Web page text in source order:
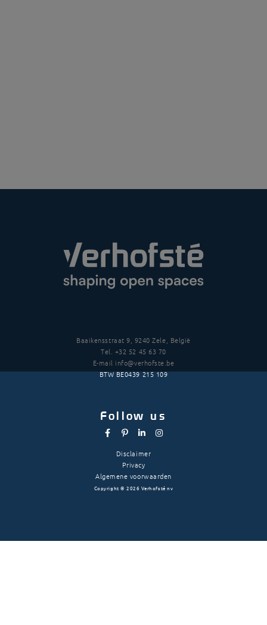
Baaikensstraat 9, 9240 Zele, België
Tel. +32 52 45 63 70
E-mail info@verhofste.be
BTWBE0439 215 109
Follow us
Disclaimer
Privacy
Algemene voorwaarden
Copyright © 2026 Verhofsté nv